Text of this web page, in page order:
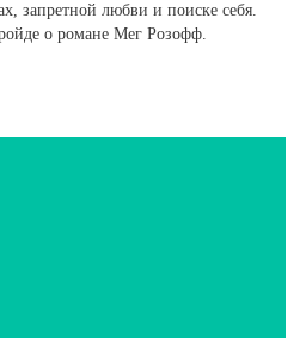
запретной любви и поиске себя.
о романе Мег Розофф.